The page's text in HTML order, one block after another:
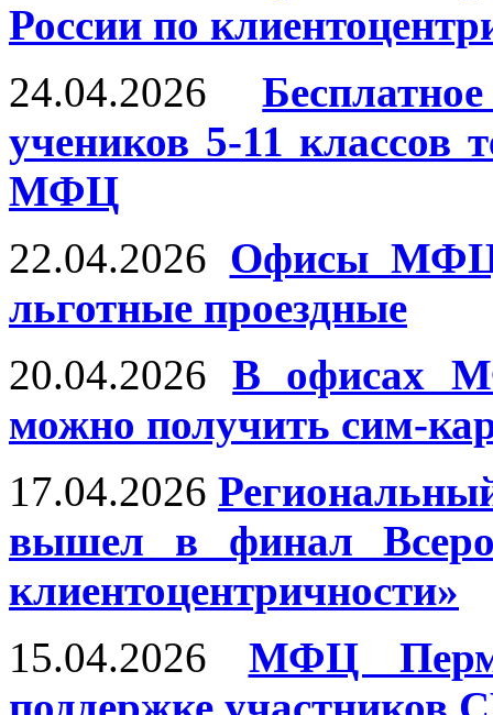
России по
24.04.2026
учеников 5-11 классов
МФЦ
22.04.2026 Офисы МФЦ
льготные проездные
20.04.2026 В офисах
можно получить сим-
17.04.2026
вышел в финал
клиентоцентричности»
15.04.2026
МФЦ